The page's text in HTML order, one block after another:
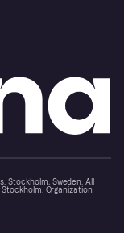
Stockholm, Sweden. All
Organization